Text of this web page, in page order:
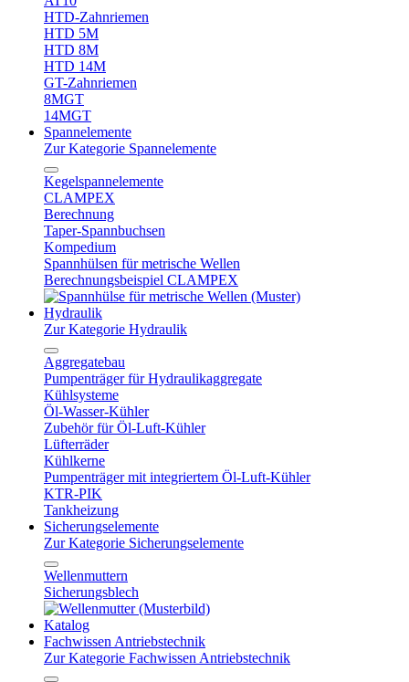
HTD-Zahnriemen
HTD 5M
HTD 8M
HTD 14M
GT-Zahnriemen
8MGT
14MGT
Spannelemente
Zur Kategorie Spannelemente
Kegelspannelemente
CLAMPEX
Berechnung
Taper-Spannbuchsen
Kompedium
Spannhülsen für metrische Wellen
Berechnungsbeispiel CLAMPEX
Hydraulik
Zur Kategorie Hydraulik
Aggregatebau
Pumpenträger für Hydraulikaggregate
Kühlsysteme
Öl-Wasser-Kühler
Zubehör für Öl-Luft-Kühler
Lüfterräder
Kühlkerne
Pumpenträger mit integriertem Öl-Luft-Kühler
KTR-PIK
Tankheizung
Sicherungselemente
Zur Kategorie Sicherungselemente
Wellenmuttern
Sicherungsblech
Katalog
Fachwissen Antriebstechnik
Zur Kategorie Fachwissen Antriebstechnik